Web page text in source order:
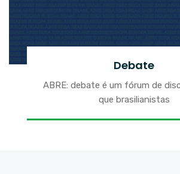
Debate
ABRE: debate é um fórum de
que brasilianistas